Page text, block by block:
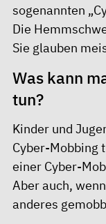
sogenannten
Die
Sie glauben
Was kann
tun?
Kinder und
Cyber-Mobbing
einer Cyber-
Aber auch,
anderes